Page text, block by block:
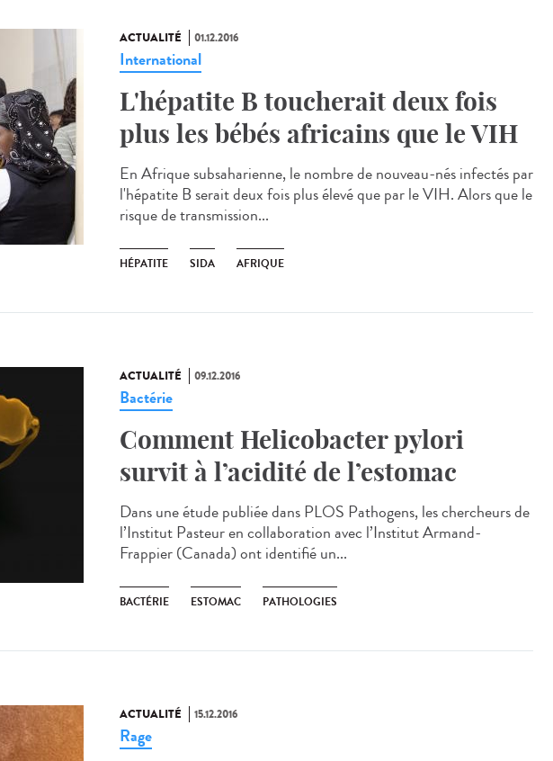
ACTUALITÉ 01.12.2016
International
L'hépatite B toucherait deux fois
plus les bébés africains que le VIH
En Afrique subsaharienne, le nombre de nouveau-nés infectés par
l'hépatite B serait deux fois plus élevé que par le VIH. Alors que le
risque de transmission...
HÉPATITE SIDA AFRIQUE
ACTUALITÉ 09.12.2016
Bactérie
Comment Helicobacter pylori
survit à l’acidité de l’estomac
Dans une étude publiée dans PLOS Pathogens, les chercheurs de
l’Institut Pasteur en collaboration avec l’Institut Armand-
Frappier (Canada) ont identifié un...
BACTÉRIE ESTOMAC PATHOLOGIES
ACTUALITÉ 15.12.2016
Rage